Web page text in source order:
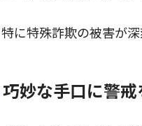
に特殊詐欺の被害が深
巧妙な手口に警